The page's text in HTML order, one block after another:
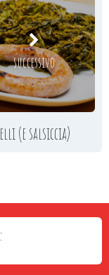
successivo
(e salsiccia)